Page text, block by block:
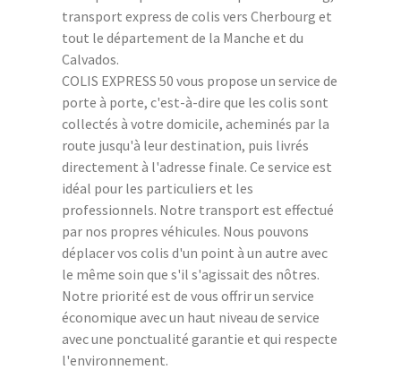
transport express de colis vers Cherbourg et
tout le département de la Manche et du
Calvados.
COLIS EXPRESS 50 vous propose un service de
porte à porte, c'est-à-dire que les colis sont
collectés à votre domicile, acheminés par la
route jusqu'à leur destination, puis livrés
directement à l'adresse finale. Ce service est
idéal pour les particuliers et les
professionnels. Notre transport est effectué
par nos propres véhicules. Nous pouvons
déplacer vos colis d'un point à un autre avec
le même soin que s'il s'agissait des nôtres.
Notre priorité est de vous offrir un service
économique avec un haut niveau de service
avec une ponctualité garantie et qui respecte
l'environnement.